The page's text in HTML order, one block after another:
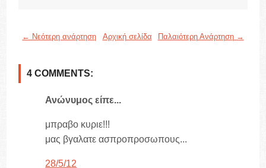
← Νεότερη ανάρτηση Παλαιότερη Ανάρτηση →
Αρχική σελίδα
4 COMMENTS:
Ανώνυμος είπε...
μπραβο κυριε!!!
μας βγαλατε ασπροπροσωπους...
28/5/12